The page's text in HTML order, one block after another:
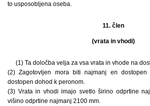
to usposobljena oseba.
11. člen
(vrata in vhodi)
(1) Ta določba velja za vsa vrata in vhode na
(2) Zagotovljen mora biti najmanj en
dostopen dohod k peronom.
(3) Vrata in vhodi imajo svetlo širino odprtine
višino odprtine najmanj 2100 mm.